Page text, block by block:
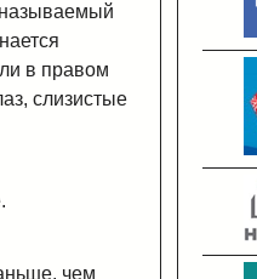
называемый
в правом
слизистые
чем